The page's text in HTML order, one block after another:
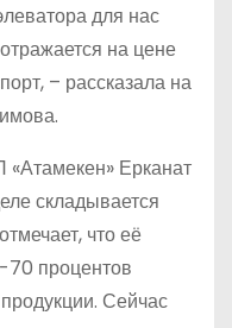
для нас
на цене
– рассказала на
Ерканат
складывается
что её
процентов
Сейчас